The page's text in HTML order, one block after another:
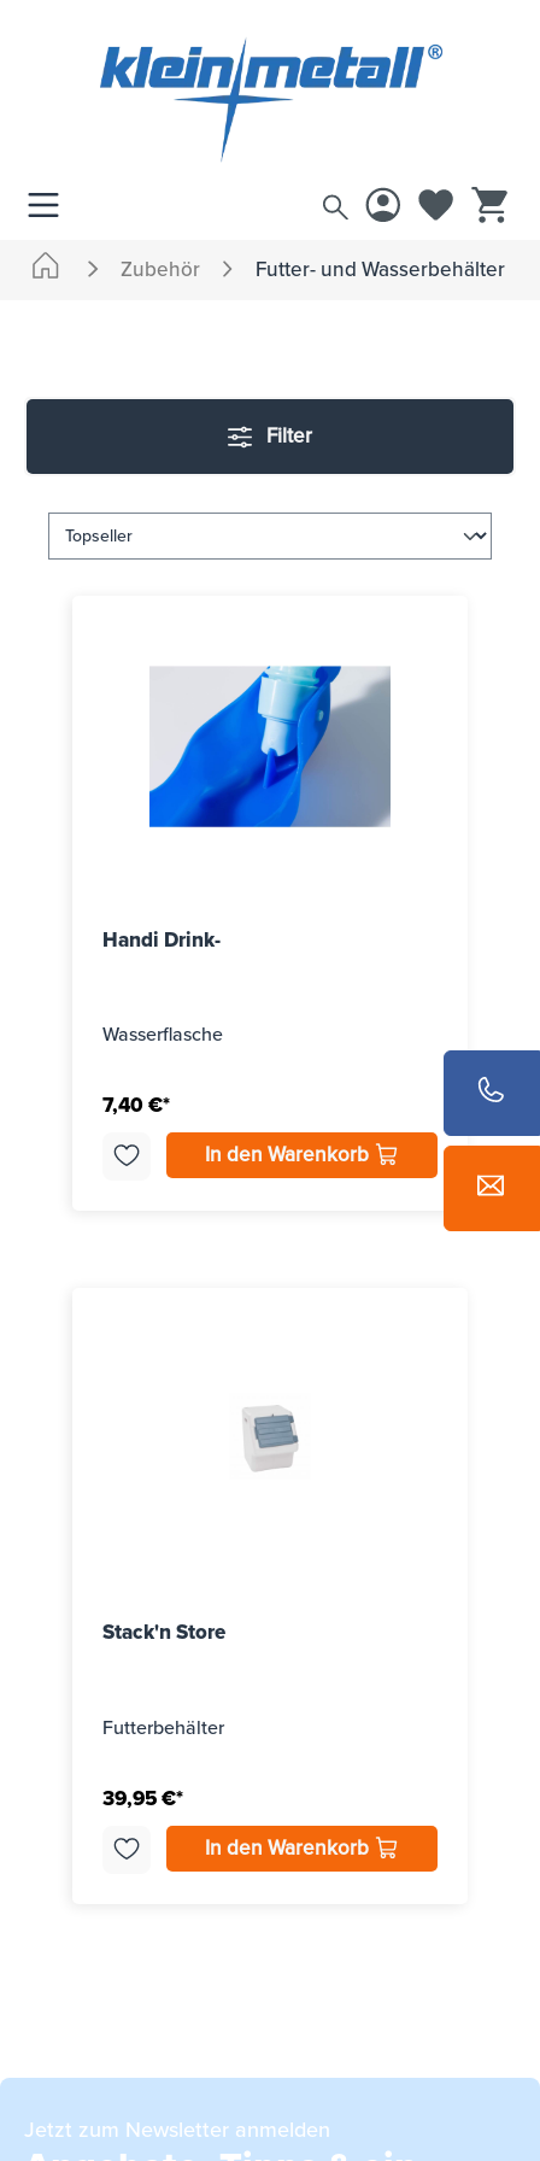
Zubehör Futter- und Wasserbehälter
Filter
Handi Drink-
Wasserflasche
7,40 €*
In den Warenkorb
Stack'n Store
Futterbehälter
39,95 €*
In den Warenkorb
Jetzt zum Newsletter anmelden